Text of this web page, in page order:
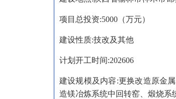
项目总投资:5000（万元）
建设性质:技改及其他
计划开工时间:202606
建设规模及内容:更换改造原金
造镁冶炼系统中回转窑、煅烧系